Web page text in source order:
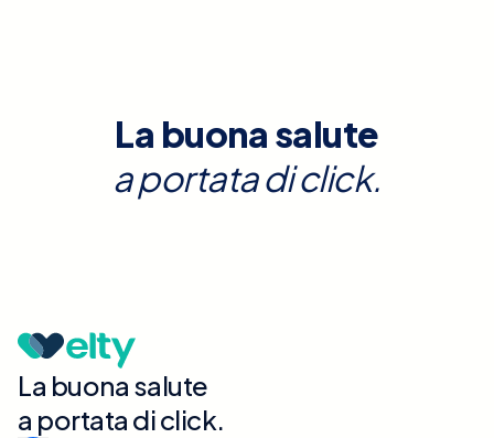
La buona salute
a portata di click.
La buona salute
a portata di click.